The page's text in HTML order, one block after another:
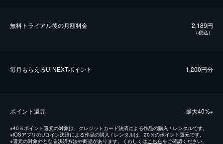
無料トライアル後の⽉額料金 2,189円
（税込）
毎⽉もらえるU-NEXTポイント 1,200円分
ポイント還元 最⼤40%※
※40％ポイント還元の対象は、クレジットカード決済による作品の購入 / レンタルです。
※iOSアプリのUコイン決済による作品の購入 / レンタルは、20％のポイント還元です。
※還元の対象外となる決済方法や商品があります。くわしくはこちらをご確認ください。